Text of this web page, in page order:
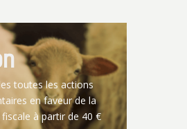
toutes les actions
en faveur de la
à partir de 40 €